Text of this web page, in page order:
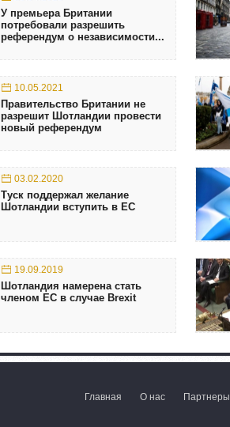
У премьера Британии
потребовали разрешить
референдум о независимости...
10.05.2021
Правительство Британии не
разрешит Шотландии провести
новый референдум
03.02.2020
Туск поддержал желание
Шотландии вступить в ЕС
19.09.2019
Шотландия намерена стать
членом ЕС в случае Brexit
Главная О нас Партнеры